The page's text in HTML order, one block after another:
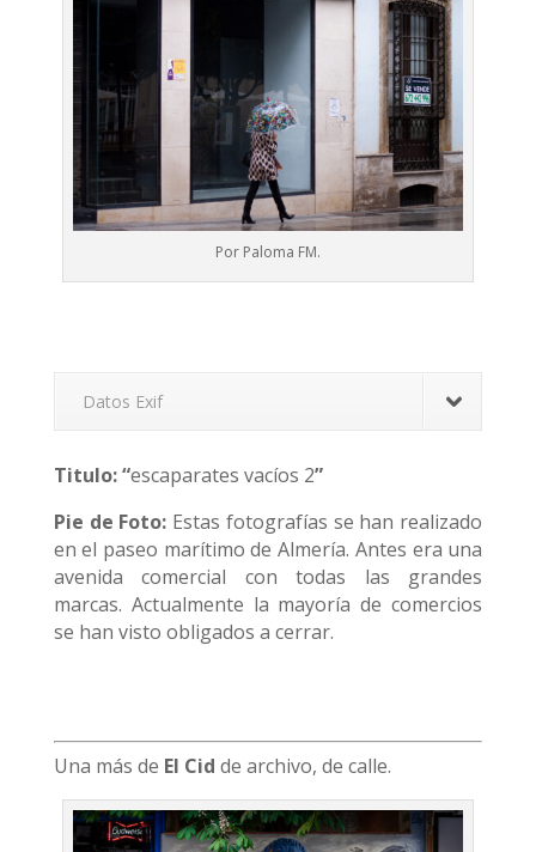
Por Paloma FM.
Datos Exif
Titulo: “escaparates vacíos 2”
Pie de Foto: Estas fotografías se han realizado
en el paseo marítimo de Almería. Antes era una
avenida comercial con todas las grandes
marcas. Actualmente la mayoría de comercios
se han visto obligados a cerrar.
Una más de El Cid de archivo, de calle.